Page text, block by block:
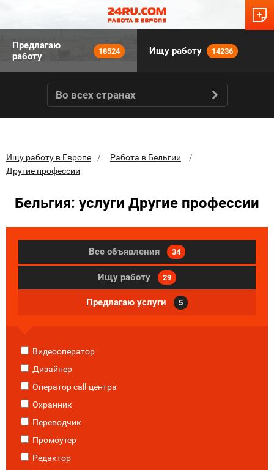
Предлагаю
работу
18524 Ищу работу 14236
Во всех странах
Ищу работу в Европе
Работа в Бельгии
Другие профессии
Бельгия: услуги Другие профессии
Все объявления 34
Ищу работу 29
Предлагаю услуги 5
Видеооператор
Дизайнер
Оператор call-центра
Охранник
Переводчик
Промоутер
Редактор